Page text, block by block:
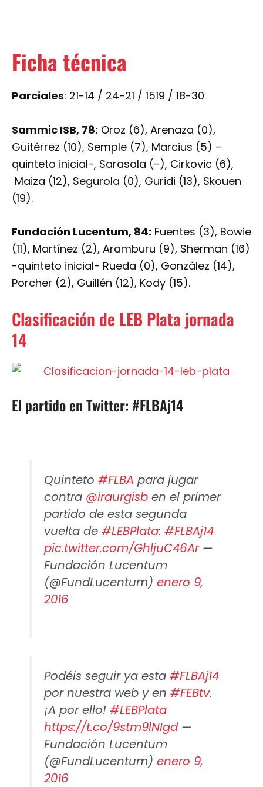
Ficha técnica
Parciales: 21-14 / 24-21 / 1519 / 18-30
Sammic ISB, 78: Oroz (6), Arenaza (0),
Guitérrez (10), Semple (7), Marcius (5) –
quinteto inicial-, Sarasola (-), Cirkovic (6),
Maiza (12), Segurola (0), Guridi (13), Skouen
(19).
Fundación Lucentum, 84: Fuentes (3), Bowie
(11), Martínez (2), Aramburu (9), Sherman (16)
-quinteto inicial- Rueda (0), González (14),
Porcher (2), Guillén (12), Kody (15).
Clasificación de LEB Plata jornada
14
El partido en Twitter: #FLBAj14
Quinteto #FLBA para jugar
contra @iraurgisben el primer
partido de esta segunda
vuelta de #LEBPlata: #FLBAj14
pic.twitter.com/GhljuC46Ar—
Fundación Lucentum
(@FundLucentum) enero 9,
2016
Podéis seguir ya esta #FLBAj14
por nuestra web y en #FEBtv.
¡A por ello! #LEBPlata
https://t.co/9stm9lNIgd—
Fundación Lucentum
(@FundLucentum) enero 9,
2016